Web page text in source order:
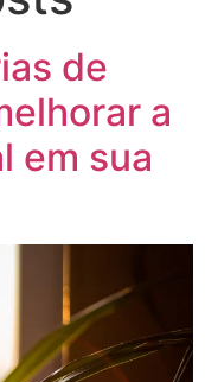
de
a
em sua